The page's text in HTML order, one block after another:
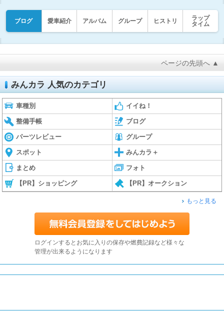
ブログ 愛車紹介 アルバム グループ ヒストリ
ラップ
タイム
ページの先頭へ ▲
みんカラ 人気のカテゴリ
車種別 イイね！
整備手帳 ブログ
パーツレビュー グループ
スポット みんカラ＋
まとめ フォト
【PR】ショッピング 【PR】オークション
もっと見る
ログインするとお気に入りの保存や燃費記録など様々な
管理が出来るようになります